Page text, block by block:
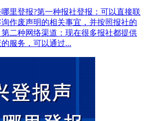
里登报?第一种报社登报：可以直接联
作废声明的相关事宜，并按照报社的
二种网络渠道：现在很多报社都提供
服务，可以通过...